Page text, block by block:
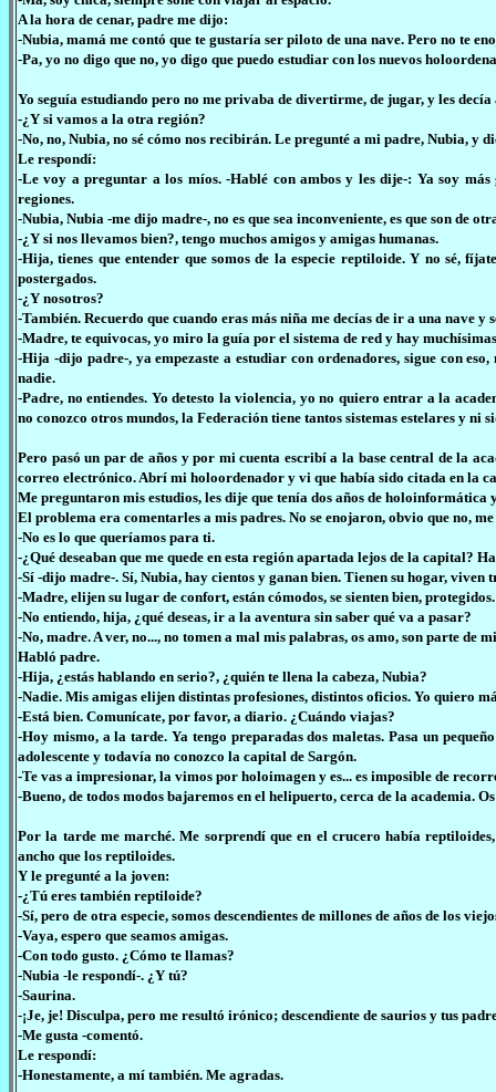
A la hora de cenar, padre me dijo:
-Nubia, mamá me contó que te gustaría ser piloto de una nave. Pero no te
-Pa, yo no digo que no, yo digo que puedo estudiar con los nuevos
Yo seguía estudiando pero no me privaba de divertirme, de jugar, y les decía
-¿Y si vamos a la otra región?
-No, no, Nubia, no sé cómo nos recibirán. Le pregunté a mi padre, Nubia, y
Le respondí:
-Le voy a preguntar a los míos. -Hablé con ambos y les dije-: Ya soy
regiones.
-Nubia, Nubia -me dijo madre-, no es que sea inconveniente, es que son de
-¿Y si nos llevamos bien?, tengo muchos amigos y amigas humanas.
-Hija, tienes que entender que somos de la especie reptiloide. Y no sé,
postergados.
-¿Y nosotros?
-También. Recuerdo que cuando eras más niña me decías de ir a una nave
-Madre, te equivocas, yo miro la guía por el sistema de red y hay
-Hija -dijo padre-, ya empezaste a estudiar con ordenadores, sigue con
nadie.
-Padre, no entiendes. Yo detesto la violencia, yo no quiero entrar a la
no conozco otros mundos, la Federación tiene tantos sistemas estelares y ni
Pero pasó un par de años y por mi cuenta escribí a la base central de la
correo electrónico. Abrí mi holoordenador y vi que había sido citada en la
Me preguntaron mis estudios, les dije que tenía dos años de
El problema era comentarles a mis padres. No se enojaron, obvio que no,
-No es lo que queríamos para ti.
-¿Qué deseaban que me quede en esta región apartada lejos de la capital?
-Sí -dijo madre-. Sí, Nubia, hay cientos y ganan bien. Tienen su hogar, viven
-Madre, elijen su lugar de confort, están cómodos, se sienten bien, protegidos.
-No entiendo, hija, ¿qué deseas, ir a la aventura sin saber qué va a pasar?
-No, madre. A ver, no..., no tomen a mal mis palabras, os amo, son parte de
Habló padre.
-Hija, ¿estás hablando en serio?, ¿quién te llena la cabeza, Nubia?
-Nadie. Mis amigas elijen distintas profesiones, distintos oficios. Yo quiero
-Está bien. Comunícate, por favor, a diario. ¿Cuándo viajas?
-Hoy mismo, a la tarde. Ya tengo preparadas dos maletas. Pasa un
adolescente y todavía no conozco la capital de Sargón.
-Te vas a impresionar, la vimos por holoimagen y es... es imposible de
-Bueno, de todos modos bajaremos en el helipuerto, cerca de la academia.
Por la tarde me marché. Me sorprendí que en el crucero había
ancho que los reptiloides.
Y le pregunté a la joven:
-¿Tú eres también reptiloide?
-Sí, pero de otra especie, somos descendientes de millones de años de los
-Vaya, espero que seamos amigas.
-Con todo gusto. ¿Cómo te llamas?
-Nubia -le respondí-. ¿Y tú?
-Saurina.
-¡Je, je! Disculpa, pero me resultó irónico; descendiente de saurios y tus
-Me gusta -comentó.
Le respondí:
-Honestamente, a mí también. Me agradas.